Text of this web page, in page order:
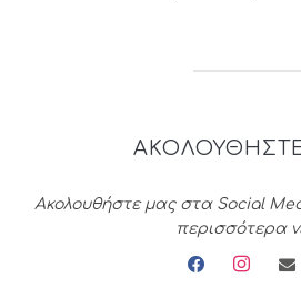
Ακολουθήστε μας στα Social
περισσότερα
facebookinstagram